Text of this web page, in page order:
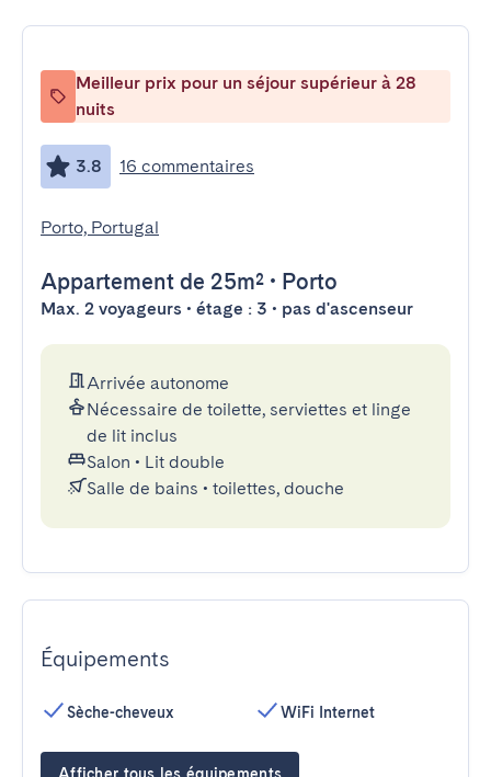
Meilleur prix pour un séjour supérieur à 28
nuits
3.8 16 commentaires
Porto, Portugal
Appartement de 25m² • Porto
Max. 2 voyageurs • étage : 3 • pas d'ascenseur
Arrivée autonome
Nécessaire de toilette, serviettes et linge
de lit inclus
Salon • Lit double
Salle de bains • toilettes, douche
Équipements
Sèche-cheveux WiFi Internet